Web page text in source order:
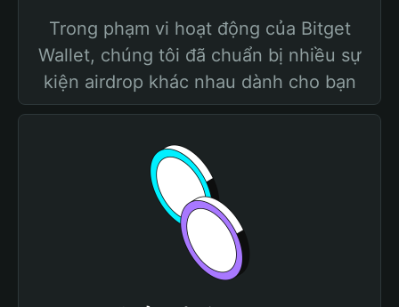
Trong phạm vi hoạt động của Bitget
Wallet, chúng tôi đã chuẩn bị nhiều sự
kiện airdrop khác nhau dành cho bạn